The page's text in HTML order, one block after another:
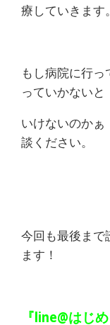
療していきます。
もし病院に行
っていかないと
いけないのかぁ
談ください。
今回も最後まで
ます！
『line@はじ